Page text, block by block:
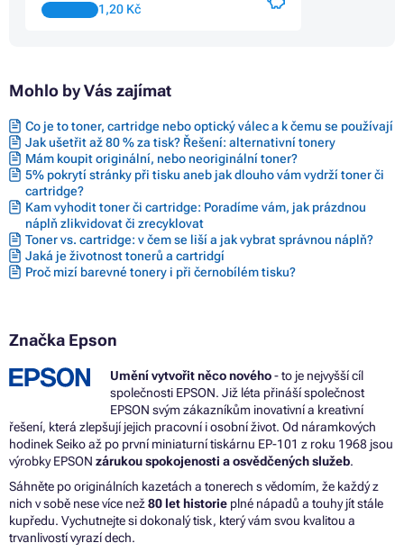
1,20 Kč
Mohlo by Vás zajímat
Co je to toner, cartridge nebo optický válec a k čemu se používají
Jak ušetřit až 80 % za tisk? Řešení: alternativní tonery
Mám koupit originální, nebo neoriginální toner?
5% pokrytí stránky při tisku aneb jak dlouho vám vydrží toner či
cartridge?
Kam vyhodit toner či cartridge: Poradíme vám, jak prázdnou
náplň zlikvidovat či zrecyklovat
Toner vs. cartridge: v čem se liší a jak vybrat správnou náplň?
Jaká je životnost tonerů a cartridgí
Proč mizí barevné tonery i při černobílém tisku?
Značka Epson
Umění vytvořit něco nového- to je nejvyšší cíl
společnosti EPSON. Již léta přináší společnost
EPSON svým zákazníkům inovativní a kreativní
řešení, která zlepšují jejich pracovní i osobní život. Od náramkových
hodinek Seiko až po první miniaturní tiskárnu EP-101 z roku 1968 jsou
výrobky EPSON zárukou spokojenosti a osvědčených služeb.
Sáhněte po originálních kazetách a tonerech s vědomím, že každý z
nich v sobě nese více než80 let historie plné nápadů a touhy jít stále
kupředu. Vychutnejte si dokonalý tisk, který vám svou kvalitou a
trvanlivostí vyrazí dech.